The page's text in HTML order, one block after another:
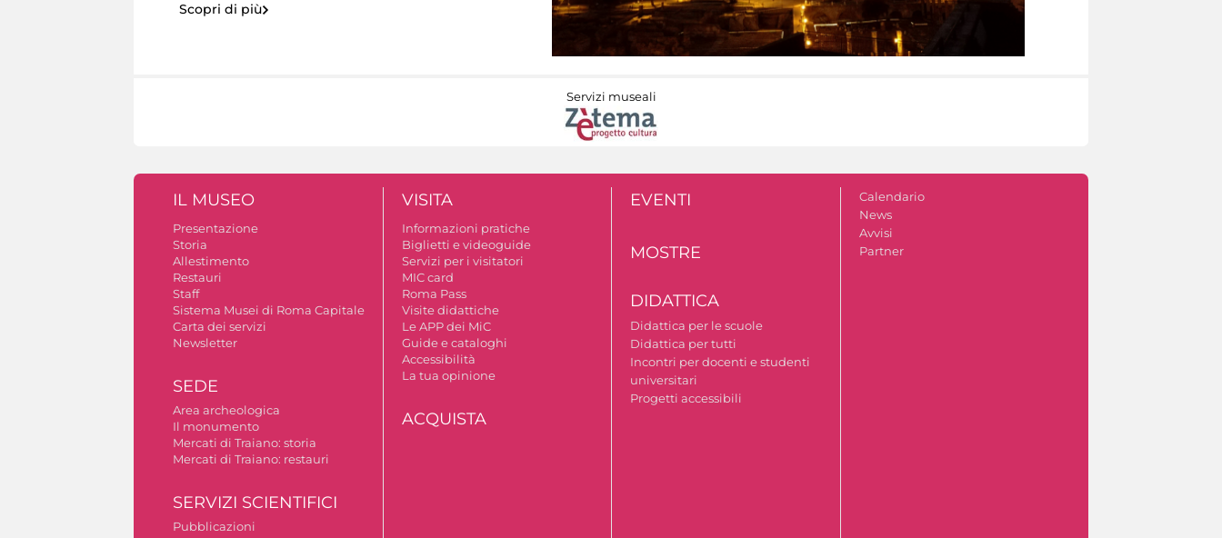
Scopri di più
Servizi museali
IL MUSEO
Presentazione
Storia
Allestimento
Restauri
Staff
Sistema Musei di Roma Capitale
Carta dei servizi
Newsletter
SEDE
Area archeologica
Il monumento
Mercati di Traiano: storia
Mercati di Traiano: restauri
SERVIZI SCIENTIFICI
Pubblicazioni
VISITA
Informazioni pratiche
Biglietti e videoguide
Servizi per i visitatori
MIC card
Roma Pass
Visite didattiche
Le APP dei MiC
Guide e cataloghi
Accessibilità
La tua opinione
ACQUISTA
EVENTI
MOSTRE
DIDATTICA
Didattica per le scuole
Didattica per tutti
Incontri per docenti e studenti
universitari
Progetti accessibili
Calendario
News
Avvisi
Partner